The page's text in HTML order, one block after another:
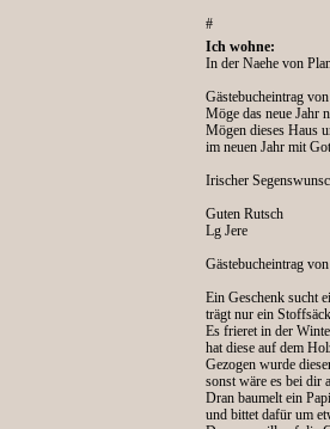
#
Ich wohne:
In der Naehe von
Gästebucheintrag
Möge das neue Jahr
Mögen dieses Haus
im neuen Jahr mit
Irischer
Guten Rutsch
Lg Jere
Gästebucheintrag
Ein Geschenk sucht
trägt nur ein
Es frieret in der
hat diese auf dem
Gezogen wurde
sonst wäre es bei dir
Dran baumelt ein
und bittet dafür um